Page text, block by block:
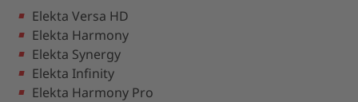
Elekta Versa HD
Elekta Harmony
Elekta Synergy
Elekta Infinity
Elekta Harmony Pro